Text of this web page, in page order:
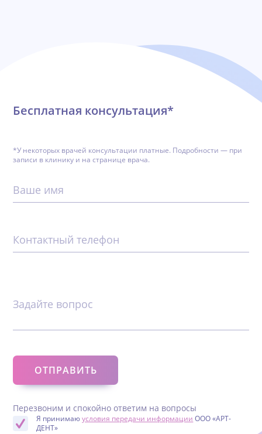
Бесплатная консультация*
*У некоторых врачей консультации платные. Подробности — при
записи в клинику и на странице врача.
Ваше имя
Контактный телефон
Задайте вопрос
Перезвоним и спокойно ответим на вопросы
Я принимаюусловия передачи информации ООО «АРТ-
ДЕНТ»